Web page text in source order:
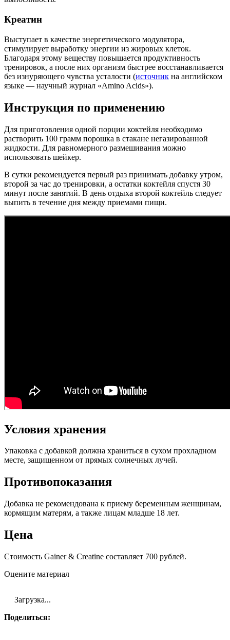
Креатин
Выступает в качестве энергетического модулятора,
стимулирует выработку энергии из жировых клеток.
Благодаря этому веществу повышается продуктивность
тренировок, а после них организм быстрее восстанавливается
без изнуряющего чувства усталости (источник на английском
языке — научный журнал «Amino Acids»).
Инструкция по применению
Для приготовления одной порции коктейля необходимо
растворить 100 грамм порошка в стакане негазированной
жидкости. Для равномерного размешивания можно
использовать шейкер.
В сутки рекомендуется первый раз принимать добавку утром,
второй за час до тренировки, а остатки коктейля спустя 30
минут после занятий. В день отдыха второй коктейль следует
выпить в течение дня между приемами пищи.
Условия хранения
Упаковка с добавкой должна храниться в сухом прохладном
месте, защищенном от прямых солнечных лучей.
Противопоказания
Добавка не рекомендована к приему беременным женщинам,
кормящим матерям, а также лицам младше 18 лет.
Цена
Стоимость Gainer & Creatine составляет 700 рублей.
Оцените материал
Загрузка...
Поделиться: